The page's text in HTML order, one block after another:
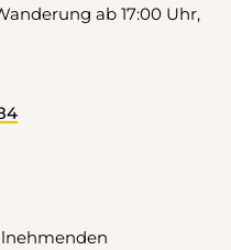
ab 17:00 Uhr,